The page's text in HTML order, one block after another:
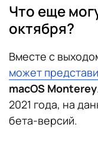
Что еще
октября?
Вместе с
может
macOS Monterey
2021 года, на
бета-версий.